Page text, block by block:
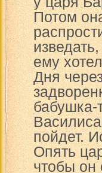
Потом
ему
Дня
бабушка-
пойдет.
Опять
чтобы он